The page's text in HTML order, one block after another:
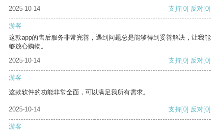
2025-10-14 支持[0] 反对[0]
游客
这款app的售后服务非常完善，遇到问题总是能够得到妥善解决，让我能
够放心购物。
2025-10-14
支持[0] 反对[0]
游客
这款软件的功能非常全面，可以满足我所有需求。
2025-10-14 支持[0] 反对[0]
游客